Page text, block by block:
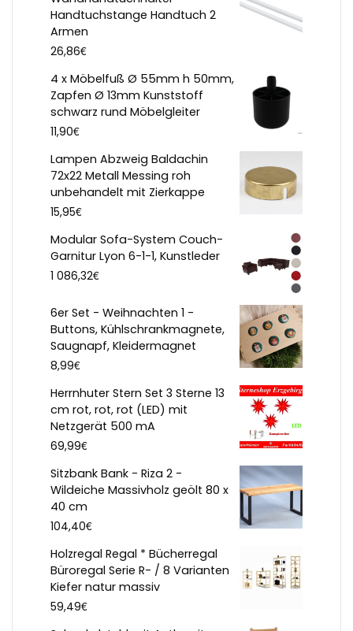
Handtuchstange Handtuch 2
Armen
26,86€
4 x Möbelfuß Ø 55mm h 50mm,
Zapfen Ø 13mm Kunststoff
schwarz rund Möbelgleiter
11,90€
Lampen Abzweig Baldachin
72x22 Metall Messing roh
unbehandelt mit Zierkappe
15,95€
Modular Sofa-System Couch-
Garnitur Lyon 6-1-1, Kunstleder
1 086,32€
6er Set - Weihnachten 1 -
Buttons, Kühlschrankmagnete,
Saugnapf, Kleidermagnet
8,99€
Herrnhuter Stern Set 3 Sterne 13
cm rot, rot, rot (LED) mit
Netzgerät 500 mA
69,99€
Sitzbank Bank - Riza 2 -
Wildeiche Massivholz geölt 80 x
40 cm
104,40€
Holzregal Regal * Bücherregal
Büroregal Serie R- / 8 Varianten
Kiefer natur massiv
59,49€